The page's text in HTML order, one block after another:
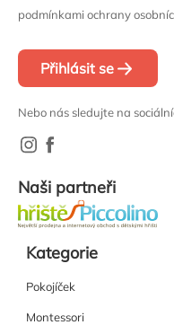
podmínkami ochrany
Přihlásit se
Nebo nás sledujte na
Naši partneři
Kategorie
Pokojíček
Montessori